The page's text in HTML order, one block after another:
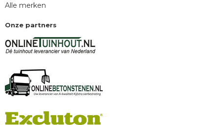
Alle merken
Onze partners